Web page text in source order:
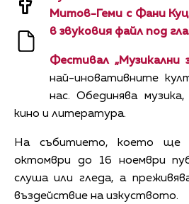
Митов-Геми с Фани
в звуковия файл под
Фестивал „Музикални
най-иновативните
нас. Обединява музика,
кино и литература.
На събитието, което
октомври до 16 ноември
слуша или гледа, а
въздействие на изкуството.